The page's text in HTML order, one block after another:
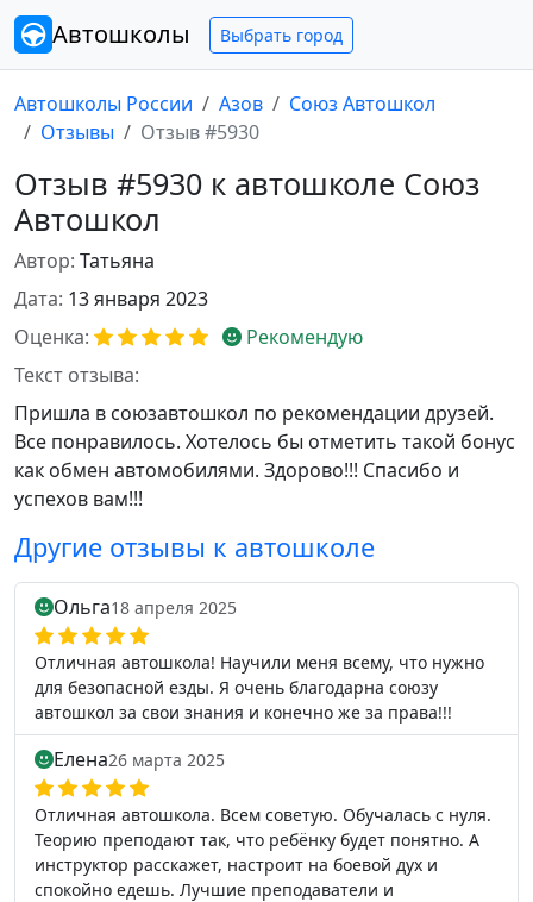
Автошколы Выбрать город
Автошколы России Азов
Союз Автошкол
Отзывы
Отзыв #5930
Отзыв #5930 к автошколе Союз
Автошкол
Автор: Татьяна
Дата: 13 января 2023
Оценка:
Рекомендую
Текст отзыва:
Пришла в союзавтошкол по рекомендации друзей.
Все понравилось. Хотелось бы отметить такой бонус
как обмен автомобилями. Здорово!!! Спасибо и
успехов вам!!!
Другие отзывы к автошколе
Ольга18 апреля 2025
Отличная автошкола! Научили меня всему, что нужно
для безопасной езды. Я очень благодарна союзу
автошкол за свои знания и конечно же за права!!!
Елена26 марта 2025
Отличная автошкола. Всем советую. Обучалась с нуля.
Теорию преподают так, что ребёнку будет понятно. А
инструктор расскажет, настроит на боевой дух и
спокойно едешь. Лучшие преподаватели и